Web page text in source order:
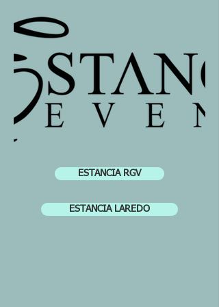
ESTANCIA RGV
ESTANCIA LAREDO